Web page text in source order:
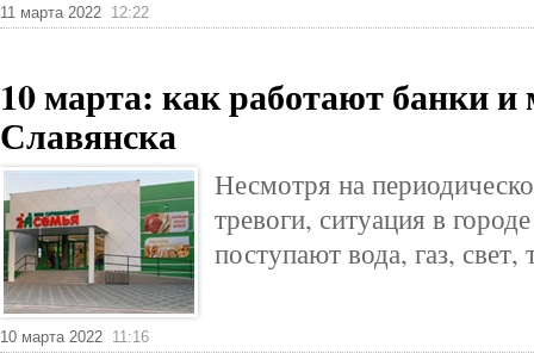
11 марта 2022 12:22
10 марта: как работают банки
Славянска
Несмотря на
тревоги, ситуация в
поступают вода, газ, свет,
10 марта 2022 11:16